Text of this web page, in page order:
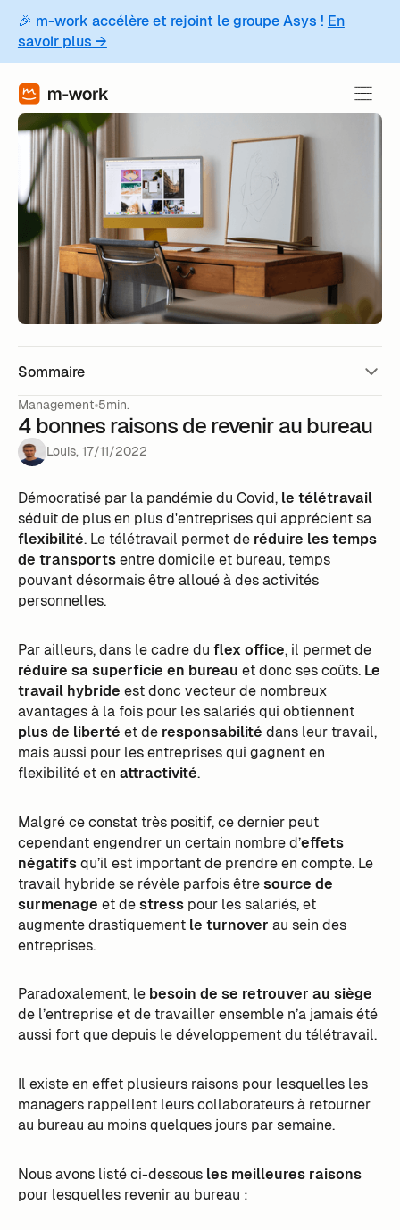
🎉 m-work accélère et rejoint le groupe Asys ! En
savoir plus →
Sommaire
Management 5min.
4 bonnes raisons de revenir au bureau
Louis, 17/11/2022
Démocratisé par la pandémie du Covid, le télétravail
séduit de plus en plus d'entreprises qui apprécient sa
flexibilité. Le télétravail permet de réduire les temps
de transportsentre domicile et bureau, temps
pouvant désormais être alloué à des activités
personnelles.
Par ailleurs, dans le cadre du flex office, il permet de
réduire sa superficie en bureau et donc ses coûts. Le
travail hybride est donc vecteur de nombreux
avantages à la fois pour les salariés qui obtiennent
plus de liberté et de responsabilité dans leur travail,
mais aussi pour les entreprises qui gagnent en
flexibilité et en attractivité.
Malgré ce constat très positif, ce dernier peut
cependant engendrer un certain nombre d’effets
négatifsqu’il est important de prendre en compte. Le
travail hybride se révèle parfois êtresource de
surmenage et destress pour les salariés, et
augmente drastiquement le turnover au sein des
entreprises.
Paradoxalement, le besoin de se retrouver au siège
de l’entreprise et de travailler ensemble n’a jamais été
aussi fort que depuis le développement du télétravail.
Il existe en effet plusieurs raisons pour lesquelles les
managers rappellent leurs collaborateurs à retourner
au bureau au moins quelques jours par semaine.
Nous avons listé ci-dessousles meilleures raisons
pour lesquelles revenir au bureau :